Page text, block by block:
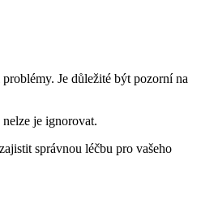
Je důležité být pozorní na
je ignorovat.
správnou léčbu pro vašeho